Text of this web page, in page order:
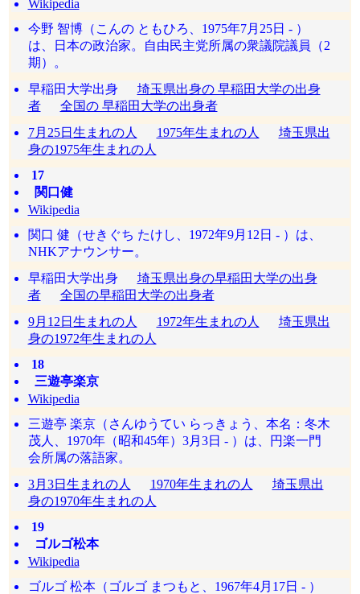
Wikipedia
今野 智博（こんの ともひろ、1975年7月25日 - ）
は、日本の政治家。自由民主党所属の衆議院議員（2
期）。
早稲田大学出身 埼玉県出身の 早稲田大学の出身
者
全国の 早稲田大学の出身者
7月25日生まれの人
1975年生まれの人
埼玉県出
身の1975年生まれの人
17
関口健
Wikipedia
関口 健（せきぐち たけし、1972年9月12日 - ）は、
NHKアナウンサー。
早稲田大学出身 埼玉県出身の早稲田大学の出身
者
全国の早稲田大学の出身者
9月12日生まれの人
1972年生まれの人
埼玉県出
身の1972年生まれの人
18
三遊亭楽京
Wikipedia
三遊亭 楽京（さんゆうてい らっきょう、本名：冬木
茂人、1970年（昭和45年）3月3日 - ）は、円楽一門
会所属の落語家。
3月3日生まれの人
1970年生まれの人
埼玉県出
身の1970年生まれの人
19
ゴルゴ松本
Wikipedia
ゴルゴ 松本（ゴルゴ まつもと、1967年4月17日 - ）